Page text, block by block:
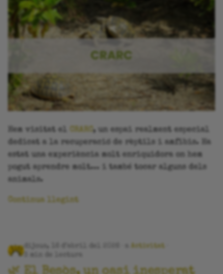
Hem visitat el CRARC , un espai realment especial
dedicat a la recuperació de rèptils i amfibis. Ha
estat una experiència molt enriquidora on hem
pogut aprendre molt... i també tocar alguns dels
animals.
Continua llegint
dijous, 16 d’abril del 2026
Activitat
3 min de lectura
🌿 El Besòs, un oasi inesperat